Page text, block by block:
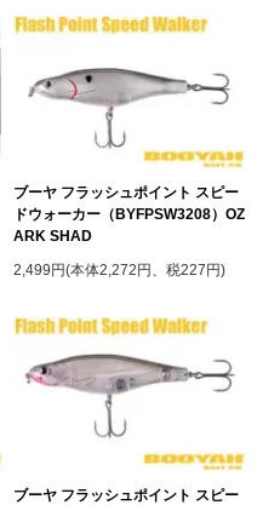
ブーヤ フラッシュポイント スピー
ドウォーカー（BYFPSW3208）OZ
ARK SHAD
2,499円(本体2,272円、税227円)
ブーヤ フラッシュポイント スピー